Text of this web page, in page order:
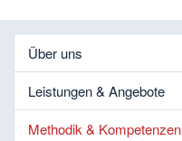
Über uns
Leistungen & Angebote
Methodik & Kompetenzen